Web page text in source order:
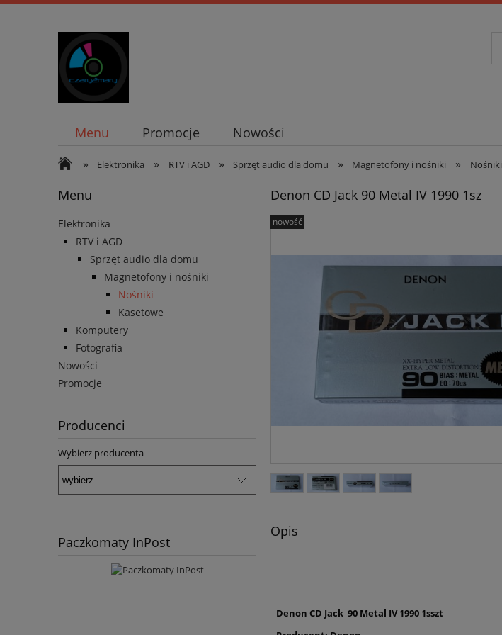
Menu Promocje Nowości
» Elektronika » RTV i AGD » Sprzęt audio dla domu » Magnetofony i nośniki » Nośniki
Menu
Elektronika
RTV i AGD
Sprzęt audio dla domu
Magnetofony i nośniki
Nośniki
Kasetowe
Komputery
Fotografia
Nowości
Promocje
Producenci
Wybierz producenta
Paczkomaty InPost
Denon CD Jack 90 Metal IV 1990 1sz
nowość
Opis
Denon CD Jack 90 Metal IV 1990 1sszt